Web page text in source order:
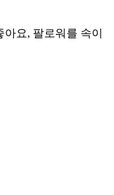
요, 팔로워를 속이